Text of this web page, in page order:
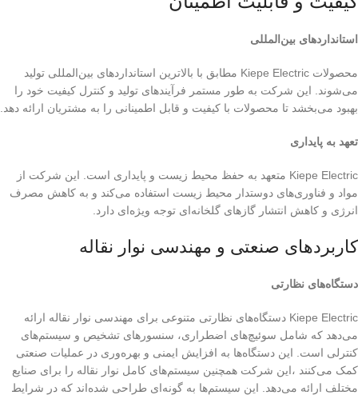
استانداردهای بین‌المللی
محصولات Kiepe Electric مطابق با بالاترین استانداردهای بین‌المللی تولید
می‌شوند. این شرکت به طور مستمر فرآیندهای تولید و کنترل کیفیت خود را
بهبود می‌بخشد تا محصولات با کیفیت و قابل اطمینانی را به مشتریان ارائه دهد.
تعهد به پایداری
Kiepe Electric متعهد به حفظ محیط زیست و پایداری است. این شرکت از
مواد و فناوری‌های دوستدار محیط زیست استفاده می‌کند و به کاهش مصرف
انرژی و کاهش انتشار گازهای گلخانه‌ای توجه ویژه‌ای دارد.
کاربردهای صنعتی و مهندسی نوار نقاله
دستگاه‌های نظارتی
Kiepe Electric دستگاه‌های نظارتی متنوعی برای مهندسی نوار نقاله ارائه
می‌دهد که شامل سوئیچ‌های اضطراری، سنسورهای تشخیص و سیستم‌های
کنترلی است. این دستگاه‌ها به افزایش ایمنی و بهره‌وری در عملیات صنعتی
کمک می‌کنند ،این شرکت همچنین سیستم‌های کامل نوار نقاله را برای صنایع
مختلف ارائه می‌دهد. این سیستم‌ها به گونه‌ای طراحی شده‌اند که در شرایط